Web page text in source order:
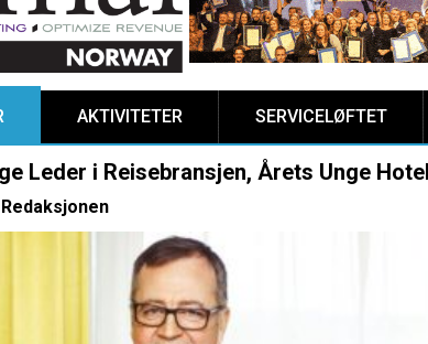
AKTIVITETER SERVICELØFTET
Leder i Reisebransjen, Årets Unge
Redaksjonen